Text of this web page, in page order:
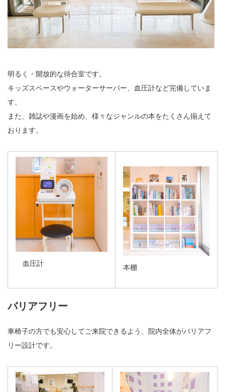
明るく・開放的な待合室です。
キッズスペースやウォーターサーバー、血圧計など完備していま
す。
また、雑誌や漫画を始め、様々なジャンルの本をたくさん揃えて
おります。
血圧計 本棚
バリアフリー
車椅子の方でも安心してご来院できるよう、院内全体がバリアフ
リー設計です。